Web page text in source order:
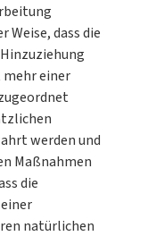
Weise, dass die
einer
werden und
Maßnahmen
die
natürlichen